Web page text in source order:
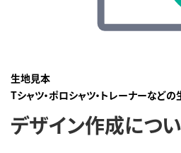
生地見本
Tシャツ・ポロシャツ・トレーナーなど
デザイン作成につ